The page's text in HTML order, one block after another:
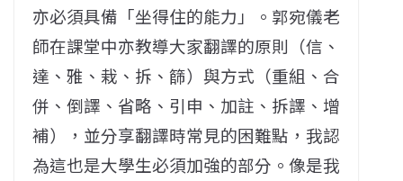
亦必須具備「坐得住的能力」。郭宛儀老
師在課堂中亦教導大家翻譯的原則（信、
達、雅、栽、拆、篩）與方式（重組、合
併、倒譯、省略、引申、加註、拆譯、增
補），並分享翻譯時常見的困難點，我認
為這也是大學生必須加強的部分。像是我